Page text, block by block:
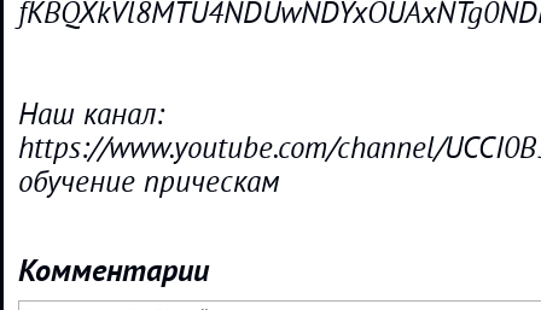
Наш канал:
https://www.youtube.com/channel/
обучение прическам
Комментарии